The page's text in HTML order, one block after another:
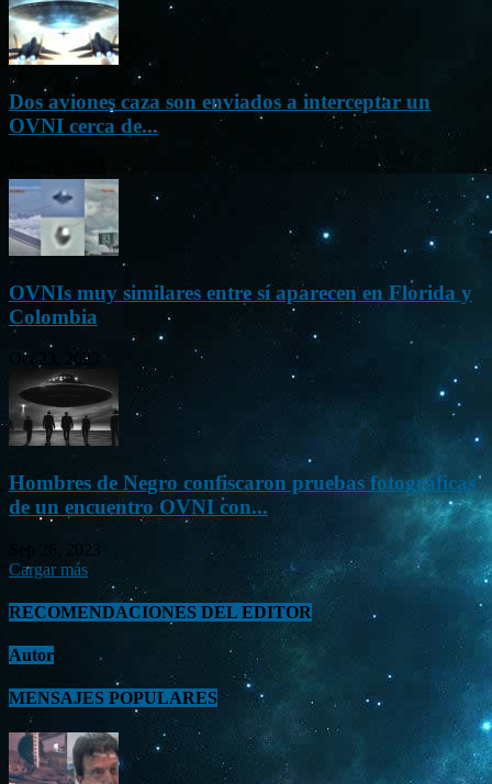
Dos aviones caza son enviados a interceptar un
OVNI cerca de...
OVNIs muy similares entre sí aparecen en Florida y
Colombia
Oct 23, 2023
Hombres de Negro confiscaron pruebas fotográficas
de un encuentro OVNI con...
Sep 26, 2023
Cargar más
RECOMENDACIONES DEL EDITOR
Autor
MENSAJES POPULARES